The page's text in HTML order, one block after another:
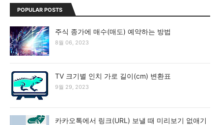
POPULAR POSTS
주식 종가에 매수(매도) 예약하는 방법
8월 06, 2023
TV 크기별 인치 가로 길이(cm) 변환표
9월 29, 2023
카카오톡에서 링크(URL) 보낼 때 미리보기 없애기